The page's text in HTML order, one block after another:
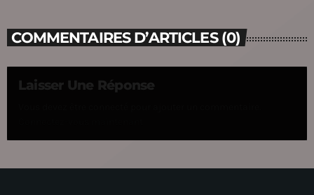
COMMENTAIRES D’ARTICLES (0)
Laisser Une Réponse